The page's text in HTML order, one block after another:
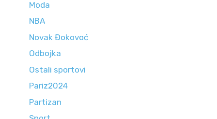
Moda
NBA
Novak Đokovoć
Odbojka
Ostali sportovi
Pariz2024
Partizan